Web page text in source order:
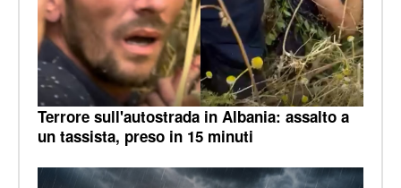
Terrore sull'autostrada in Albania: assalto a
un tassista, preso in 15 minuti